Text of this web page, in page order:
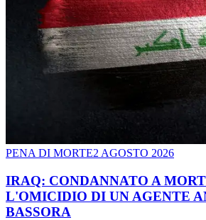
PENA DI MORTE2 AGOSTO 2026
IRAQ: CONDANNATO A
L'OMICIDIO DI UN AGENTE
BASSORA